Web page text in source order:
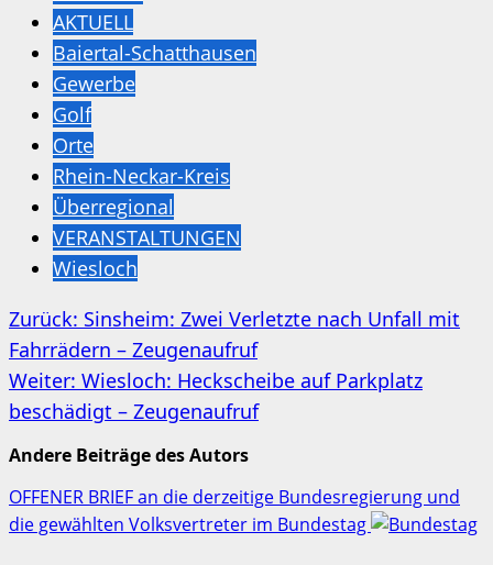
AKTUELL
Baiertal-Schatthausen
Gewerbe
Golf
Orte
Rhein-Neckar-Kreis
Überregional
VERANSTALTUNGEN
Wiesloch
Beitragsnavigation
Zurück: Sinsheim: Zwei Verletzte nach Unfall mit
Fahrrädern – Zeugenaufruf
Weiter: Wiesloch: Heckscheibe auf Parkplatz
beschädigt – Zeugenaufruf
Andere Beiträge des Autors
OFFENER BRIEF an die derzeitige Bundesregierung und
die gewählten Volksvertreter im Bundestag